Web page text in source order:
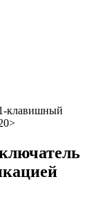
клавишный